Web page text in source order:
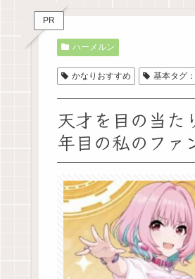
PR
ハーメルン
かなりおすすめ 基本タグ
天才を目の当た
年目の私のファ